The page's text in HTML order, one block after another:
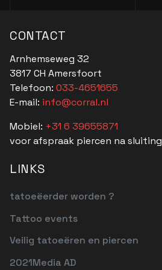
CONTACT
Arnhemseweg 32
3817 CH Amersfoort
Telefoon: 033-4651655
E-mail: info@corral.nl
Mobiel: +31 6 39655871
voor afspraak piercen na sluiting
LINKS
tatoeëerder worden ?
Tattoo events
Veilig tatoeëren en piercen
2021Media AD